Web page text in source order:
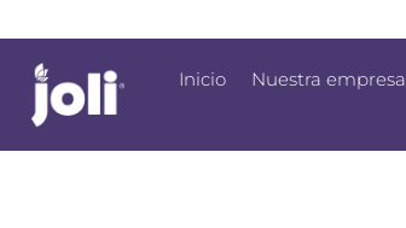
Inicio Nuestra empresa